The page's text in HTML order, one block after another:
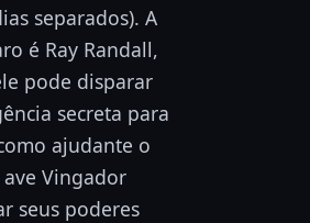
separados). A
é Ray Randall,
pode disparar
secreta para
ajudante o
Vingador
seus poderes